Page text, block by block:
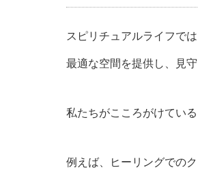
スピリチュアルライフで
最適な空間を提供し、見
私たちがこころがけてい
例えば、ヒーリングでの